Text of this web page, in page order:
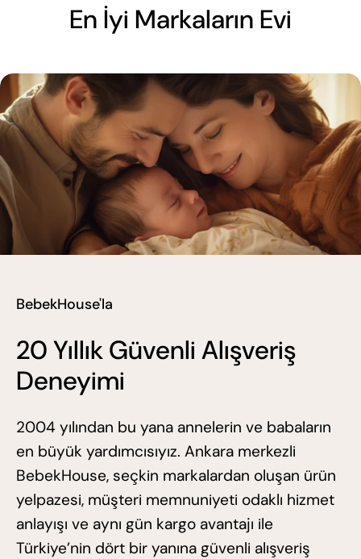
En İyi Markaların Evi
BebekHouse'la
20 Yıllık Güvenli Alışveriş
Deneyimi
2004 yılından bu yana annelerin ve babaların
en büyük yardımcısıyız. Ankara merkezli
BebekHouse, seçkin markalardan oluşan ürün
yelpazesi, müşteri memnuniyeti odaklı hizmet
anlayışı ve aynı gün kargo avantajı ile
Türkiye’nin dört bir yanına güvenli alışveriş